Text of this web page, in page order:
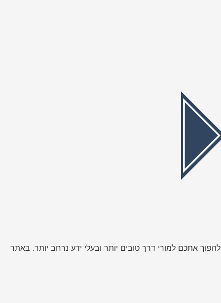
אתכם למורי דרך טובים יותר ובעלי ידע נרחב יותר. באתר